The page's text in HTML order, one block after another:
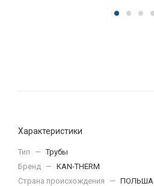
Характеристики
Тип — Трубы
Бренд — KAN-THERM
Страна происхождения
— ПОЛЬША